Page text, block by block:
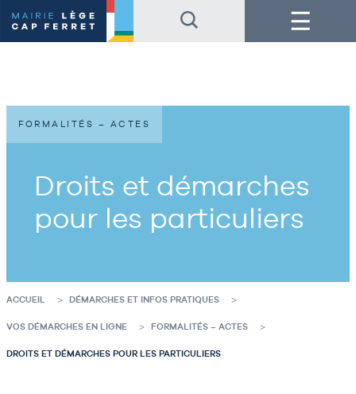
au
contenu
de
au
pied
de
Menu
Droits et démarches
pour les particuliers
FORMALITÉS – ACTES
ACCUEIL DÉMARCHES ET INFOS PRATIQUES
VOS DÉMARCHES EN LIGNE FORMALITÉS – ACTES
DROITS ET DÉMARCHES POUR LES PARTICULIERS